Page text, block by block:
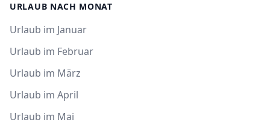
URLAUB NACH MONAT
Urlaub im Januar
Urlaub im Februar
Urlaub im März
Urlaub im April
Urlaub im Mai